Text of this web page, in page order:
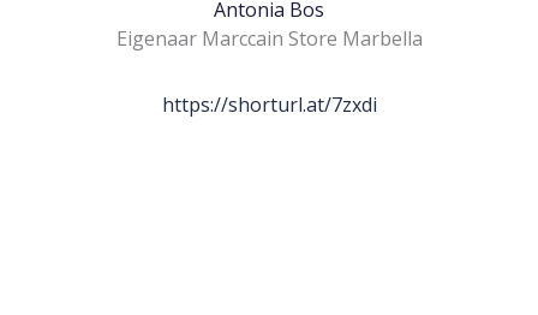
Antonia Bos
Eigenaar Marccain Store Marbella
https://shorturl.at/7zxdi